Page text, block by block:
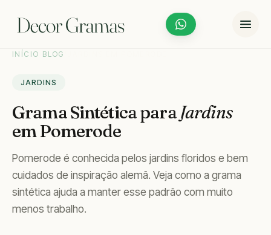
INÍCIO BLOG
JARDINS
Grama Sintética para Jardins
em Pomerode
Pomerode é conhecida pelos jardins floridos e bem
cuidados de inspiração alemã. Veja como a grama
sintética ajuda a manter esse padrão com muito
menos trabalho.